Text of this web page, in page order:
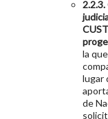
la
lugar
de